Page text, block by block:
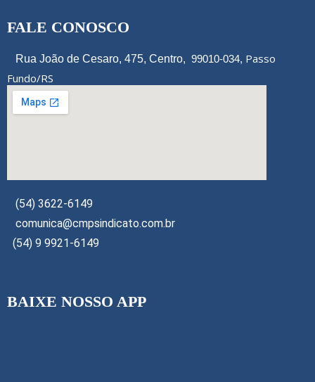
FALE CONOSCO
Rua João de Cesaro, 475, Centro, 99010-034, Passo
Fundo/RS
(54) 3622-6149
comunica@cmpsindicato.com.br
(54) 9 9921-6149
BAIXE NOSSO APP